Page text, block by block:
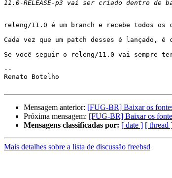
releng/11.0 é um branch e recebe todos os
Cada vez que um patch desses é lançado,
Se você seguir o releng/11.0 vai sempre ter
--
Renato Botelho
Mensagem anterior: [FUG-BR] Baixar os
Próxima mensagem: [FUG-BR] Baixar os
Mensagens classificadas por: [ date ] [ thread
Mais detalhes sobre a lista de discussão freebsd